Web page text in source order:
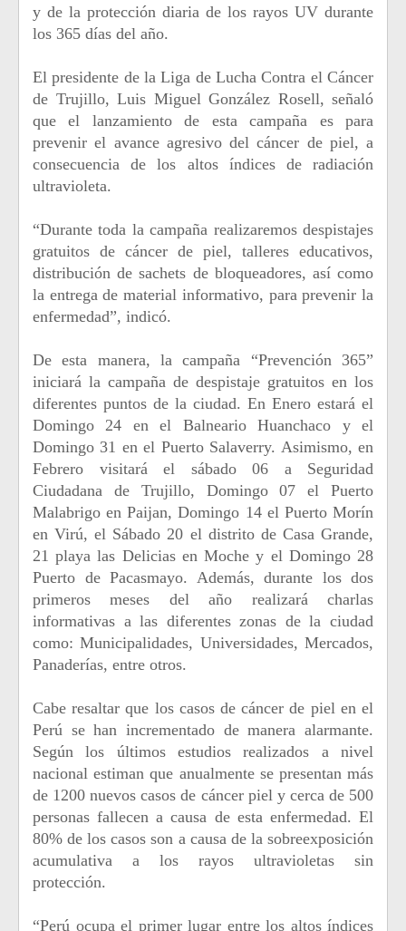
y de la protección diaria de los rayos UV durante
los 365 días del año.
El presidente de la Liga de Lucha Contra el Cáncer
de Trujillo, Luis Miguel González Rosell, señaló
que el lanzamiento de esta campaña es para
prevenir el avance agresivo del cáncer de piel, a
consecuencia de los altos índices de radiación
ultravioleta.
“Durante toda la campaña realizaremos despistajes
gratuitos de cáncer de piel, talleres educativos,
distribución de sachets de bloqueadores, así como
la entrega de material informativo, para prevenir la
enfermedad”, indicó.
De esta manera, la campaña “Prevención 365”
iniciará la campaña de despistaje gratuitos en los
diferentes puntos de la ciudad. En Enero estará el
Domingo 24 en el Balneario Huanchaco y el
Domingo 31 en el Puerto Salaverry. Asimismo, en
Febrero visitará el sábado 06 a Seguridad
Ciudadana de Trujillo, Domingo 07 el Puerto
Malabrigo en Paijan, Domingo 14 el Puerto Morín
en Virú, el Sábado 20 el distrito de Casa Grande,
21 playa las Delicias en Moche y el Domingo 28
Puerto de Pacasmayo. Además, durante los dos
primeros meses del año realizará charlas
informativas a las diferentes zonas de la ciudad
como: Municipalidades, Universidades, Mercados,
Panaderías, entre otros.
Cabe resaltar que los casos de cáncer de piel en el
Perú se han incrementado de manera alarmante.
Según los últimos estudios realizados a nivel
nacional estiman que anualmente se presentan más
de 1200 nuevos casos de cáncer piel y cerca de 500
personas fallecen a causa de esta enfermedad. El
80% de los casos son a causa de la sobreexposición
acumulativa a los rayos ultravioletas sin
protección.
“Perú ocupa el primer lugar entre los altos índices